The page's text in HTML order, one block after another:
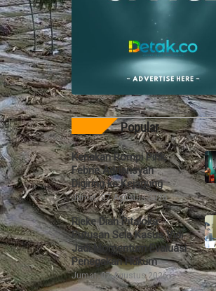
Popular
Kenakan Rompi Pink,
Febrie Adriansyah
Digiring ke Kejagung
Jumat, 07 Agustus 2026
Rieke Diah Pitaloka:
Putusan Sela Kasus Vidi
Jadi Momentum Evaluasi
Penegakan Hukum
Jumat, 07 Agustus 2026